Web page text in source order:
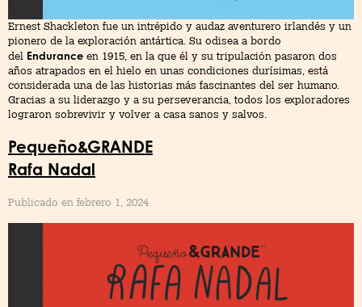
Ernest Shackleton fue un intrépido y audaz aventurero irlandés y un
pionero de la exploración antártica. Su odisea a bordo
del Endurance en 1915, en la que él y su tripulación pasaron dos
años atrapados en el hielo en unas condiciones durísimas, está
considerada una de las historias más fascinantes del ser humano.
Gracias a su liderazgo y a su perseverancia, todos los exploradores
lograron sobrevivir y volver a casa sanos y salvos.
Pequeño&GRANDE
Rafa Nadal
Publicado en febrero 1, 2024